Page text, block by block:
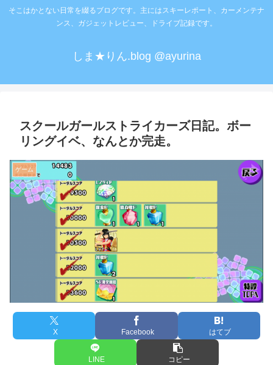
そこはかとない日常を綴るブログです。主にはスキーレポート、カーメンテナ
ンス、ガジェットレビュー、ドライブ記録です。
しま★りん.blog @ayurina
スクールガールストライカーズ日記。ボー
リングイベ、なんとか完走。
ゲーム
X Facebook はてブ
LINE コピー